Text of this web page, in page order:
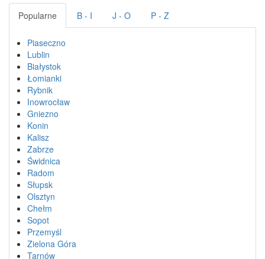
Popularne B - I J - O P - Z
Piaseczno
Lublin
Białystok
Łomianki
Rybnik
Inowrocław
Gniezno
Konin
Kalisz
Zabrze
Świdnica
Radom
Słupsk
Olsztyn
Chełm
Sopot
Przemyśl
Zielona Góra
Tarnów